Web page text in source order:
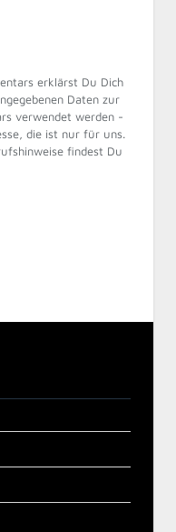
erklärst Du Dich
Daten zur
verwendet werden -
die ist nur für uns.
findest Du